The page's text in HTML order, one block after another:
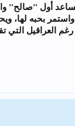
أول "صالح"
بحبه لها،
رغم العراقيل